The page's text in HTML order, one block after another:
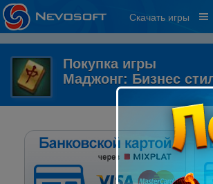
Скачать игры
Покупка игры
Маджонг: Бизнес